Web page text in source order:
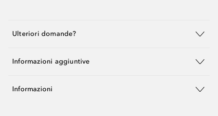
Ulteriori domande?
Informazioni aggiuntive
Informazioni